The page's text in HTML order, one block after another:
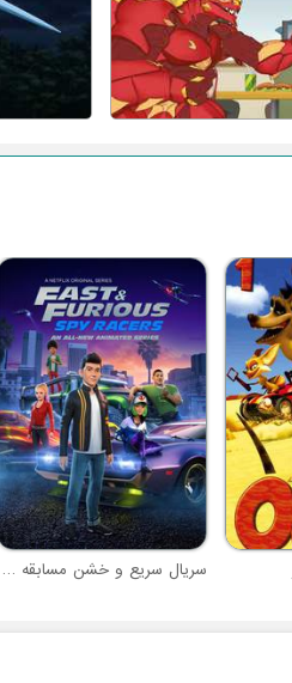
سریال سریع و خشن مسابقه دهندگان جاسوس